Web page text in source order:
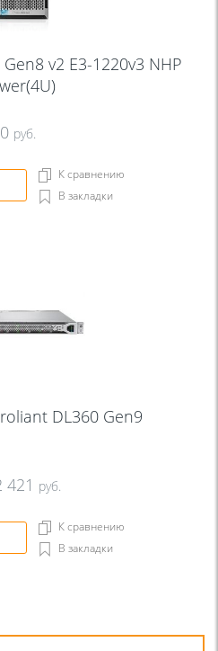
v2 E3-1220v3 NHP
0 руб.
К сравнению
В закладки
DL360 Gen9
421 руб.
К сравнению
В закладки